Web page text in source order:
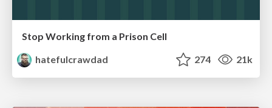
Stop Working from a Prison Cell
hatefulcrawdad
274 21k